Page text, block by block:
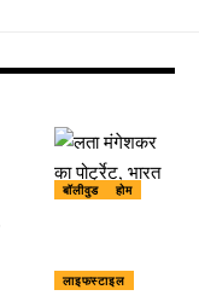
बॉलीवुड होम
लाइफस्टाइल